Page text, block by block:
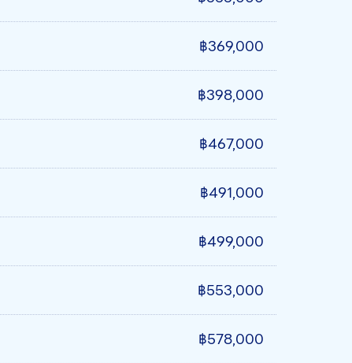
฿369,000
฿398,000
฿467,000
฿491,000
฿499,000
฿553,000
฿578,000